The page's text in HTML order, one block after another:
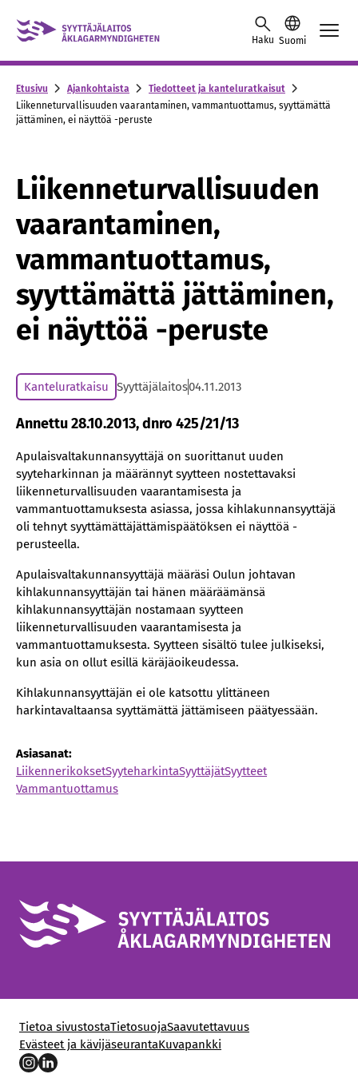
Skip to content -saavutettavuusohje
Haku Suomi
Etusivu Ajankohtaista
Tiedotteet ja kanteluratkaisut
Liikenneturvallisuuden vaarantaminen, vammantuottamus, syyttämättä
jättäminen, ei näyttöä -peruste
Liikenneturvallisuuden
vaarantaminen,
vammantuottamus,
syyttämättä jättäminen,
ei näyttöä -peruste
Kanteluratkaisu Syyttäjälaitos04.11.2013
Annettu 28.10.2013, dnro 425/21/13
Apulaisvaltakunnansyyttäjä on suorittanut uuden
syyteharkinnan ja määrännyt syytteen nostettavaksi
liikenneturvallisuuden vaarantamisesta ja
vammantuottamuksesta asiassa, jossa kihlakunnansyyttäjä
oli tehnyt syyttämättäjättämispäätöksen ei näyttöä -
perusteella.
Apulaisvaltakunnansyyttäjä määräsi Oulun johtavan
kihlakunnansyyttäjän tai hänen määräämänsä
kihlakunnansyyttäjän nostamaan syytteen
liikenneturvallisuuden vaarantamisesta ja
vammantuottamuksesta. Syytteen sisältö tulee julkiseksi,
kun asia on ollut esillä käräjäoikeudessa.
Kihlakunnansyyttäjän ei ole katsottu ylittäneen
harkintavaltaansa syyttämättä jättämiseen päätyessään.
Asiasanat:
LiikennerikoksetSyyteharkintaSyyttäjätSyytteet
Vammantuottamus
Tietoa sivustostaTietosuojaSaavutettavuus
Evästeet ja kävijäseurantaKuvapankki